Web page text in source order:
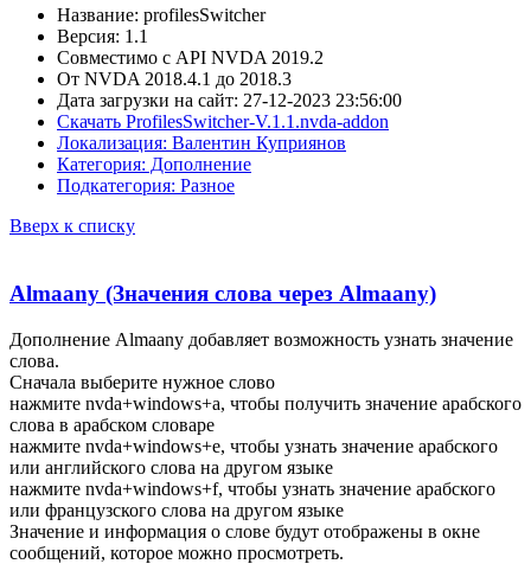
Название: profilesSwitcher
Версия: 1.1
Совместимо с API NVDA 2019.2
От NVDA 2018.4.1 до 2018.3
Дата загрузки на сайт: 27-12-2023 23:56:00
Скачать ProfilesSwitcher-V.1.1.nvda-addon
Локализация: Валентин Куприянов
Категория: Дополнение
Подкатегория: Разное
Вверх к списку
Almaany (Значения слова через Almaany)
Дополнение Almaany добавляет возможность узнать значение
слова.
Сначала выберите нужное слово
нажмите nvda+windows+a, чтобы получить значение арабского
слова в арабском словаре
нажмите nvda+windows+e, чтобы узнать значение арабского
или английского слова на другом языке
нажмите nvda+windows+f, чтобы узнать значение арабского
или французского слова на другом языке
Значение и информация о слове будут отображены в окне
сообщений, которое можно просмотреть.